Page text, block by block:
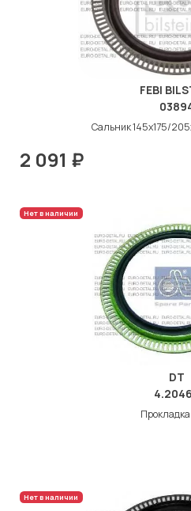
FEBI
Сальник 145х175/
2 091 ₽
Нет в наличии
DT
Нет в наличии